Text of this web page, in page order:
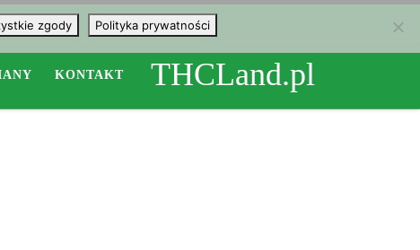
THCLand.pl
KONTAKT
zgody Polityka prywatności